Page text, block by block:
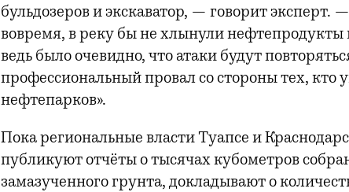
бульдозеров и экскаватор, — говорит эксперт.
вовремя, в реку бы не хлынули нефтепродукты
ведь было очевидно, что атаки будут
профессиональный провал со стороны тех, кто
нефтепарков».
Пока региональные власти Туапсе и
публикуют отчёты о тысячах кубометров
замазученного грунта, докладывают о